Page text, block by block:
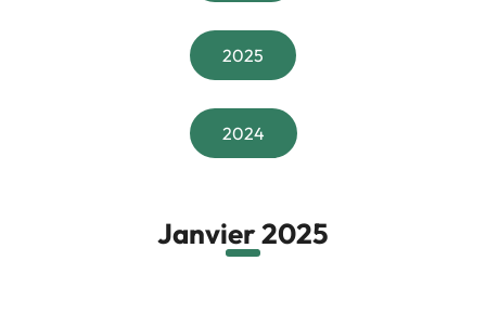
2025
2024
Janvier 2025